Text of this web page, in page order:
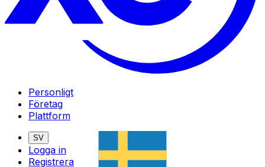
Personligt
Företag
Plattform
SV
Logga in
Registrera